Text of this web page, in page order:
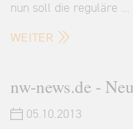
nun soll die reguläre …
WEITER
nw-news.de -
05.10.2013